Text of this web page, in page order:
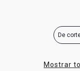
De
Mostrar